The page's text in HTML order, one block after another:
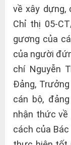
về xây dựng,
Chỉ thị 05-
gương của
của người
chí Nguyễn
Đảng,
cán bộ,
nhận thức
cách của